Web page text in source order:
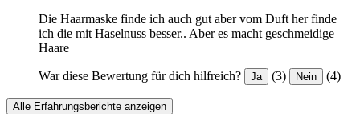
Die Haarmaske finde ich auch gut aber vom Duft her finde
ich die mit Haselnuss besser.. Aber es macht geschmeidige
Haare
War diese Bewertung für dich hilfreich? Ja (3) Nein (4)
Alle Erfahrungsberichte anzeigen